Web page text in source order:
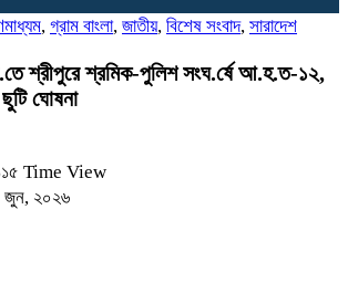
, গ্রাম বাংলা, জাতীয়, বিশেষ সংবাদ, সারাদেশ
শ্রীপুরে শ্রমিক-পুলিশ সংঘ.র্ষে আ.হ.ত-১২,
ঘোষনা
Time View
জুন, ২০২৬